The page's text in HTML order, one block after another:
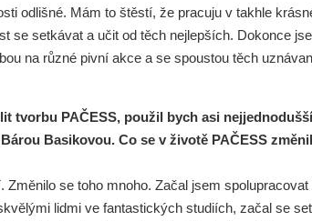
odlišné. Mám to štěstí, že pracuju v takhle
se setkávat a učit od těch nejlepších. Dokonce
na různé pivní akce a se spoustou těch
tvorbu PAČESS, použil bych asi
Basikovou. Co se v životě PAČESS
Změnilo se toho mnoho. Začal jsem
lidmi ve fantastických studiích, začal se